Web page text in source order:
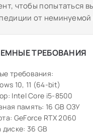
чтобы попытаться
от
ТРЕБОВАНИЯ
требования:
10, 11 (64-bit)
Intel Core i5-8500
память: 16 GB ОЗУ
GeForce RTX 2060
36 GB